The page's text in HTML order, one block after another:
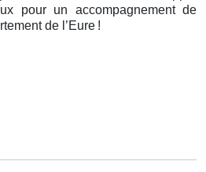
pour un accompagnement de
de l’Eure !